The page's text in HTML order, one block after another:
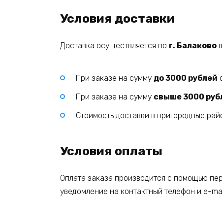
Условия доставки
Доставка осуществляется по г. Балаково
При заказе на сумму до 3000 рублей
При заказе на сумму свыше 3000
Стоимость доставки в пригородные
Условия оплаты
Оплата заказа производится с помощью
уведомление на контактный телефон и e-